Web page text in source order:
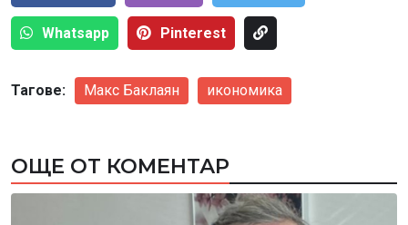
Whatsapp Pinterest
Тагове: Макс Баклаян икономика
ОЩЕ ОТ КОМЕНТАР